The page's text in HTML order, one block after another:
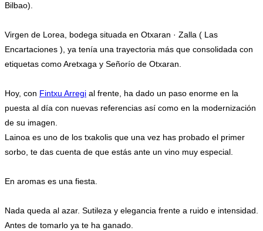
Bilbao).
Virgen de Lorea, bodega situada en Otxaran · Zalla ( Las
Encartaciones ), ya tenía una trayectoria más que consolidada con
etiquetas como Aretxaga y Señorío de Otxaran.
Hoy, con Fintxu Arregi al frente, ha dado un paso enorme en la
puesta al día con nuevas referencias así como en la modernización
de su imagen.
Lainoa es uno de los txakolis que una vez has probado el primer
sorbo, te das cuenta de que estás ante un vino muy especial.
En aromas es una fiesta.
Nada queda al azar. Sutileza y elegancia frente a ruido e intensidad.
Antes de tomarlo ya te ha ganado.